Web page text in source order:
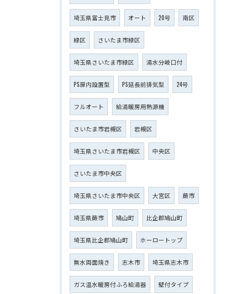
埼玉県富士見市 オート 20号 南区
緑区 さいたま市緑区
埼玉県さいたま市緑区 湯水分岐口付
PS扉内設置型 PS延長前排気型 24号
フルオート 給湯暖房用熱源機
さいたま市岩槻区 岩槻区
埼玉県さいたま市岩槻区 中央区
さいたま市中央区
埼玉県さいたま市中央区 大宮区 蕨市
埼玉県蕨市 鳩山町 比企郡鳩山町
埼玉県比企郡鳩山町 ホーロートップ
無水両面焼き 志木市 埼玉県志木市
ガス温水暖房付ふろ給湯器 壁付タイプ